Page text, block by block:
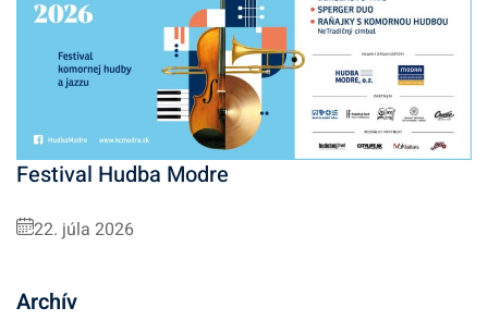
Festival Hudba Modre
22. júla 2026
Archív